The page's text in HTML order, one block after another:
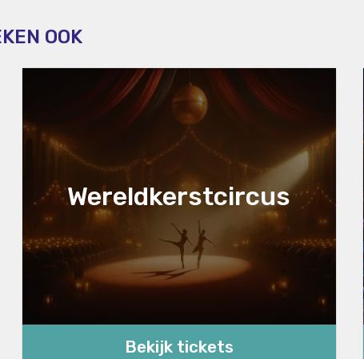
OOK
Wereldkerstcircus
Bekijk tickets